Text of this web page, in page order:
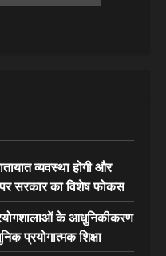
व्यवस्था होगी और
सरकार का विशेष फोकस
के आधुनिकीकरण
प्रयोगात्मक शिक्षा